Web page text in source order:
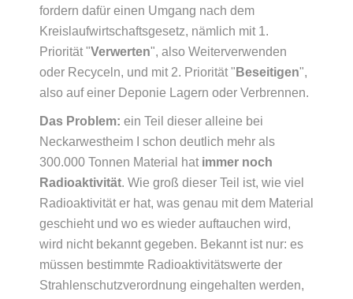
fordern dafür einen Umgang nach dem
Kreislaufwirtschaftsgesetz, nämlich mit 1.
Priorität "Verwerten", also Weiterverwenden
oder Recyceln, und mit 2. Priorität " Beseitigen",
also auf einer Deponie Lagern oder Verbrennen.
Das Problem: ein Teil dieser alleine bei
Neckarwestheim I schon deutlich mehr als
300.000 Tonnen Material hat immer noch
Radioaktivität. Wie groß dieser Teil ist, wie viel
Radioaktivität er hat, was genau mit dem Material
geschieht und wo es wieder auftauchen wird,
wird nicht bekannt gegeben. Bekannt ist nur: es
müssen bestimmte Radioaktivitätswerte der
Strahlenschutzverordnung eingehalten werden,